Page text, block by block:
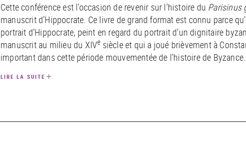
Cette conférence est l’occasion de revenir sur l’histoire du Parisinus
manuscrit d’Hippocrate. Ce livre de grand format est connu parce
portrait d’Hippocrate, peint en regard du portrait d’un dignitaire
manuscrit au milieu du XIVe siècle et qui a joué brièvement à
important dans cette période mouvementée de l’histoire de Byzance.
LIRE LA SUITE